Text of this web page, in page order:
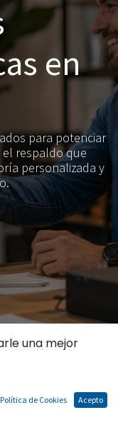
en
para potenciar
respaldo que
personalizada y
una mejor
Política de Cookies Acepto